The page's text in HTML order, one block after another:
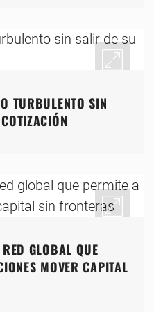
TURBULENTO SIN
GLOBAL QUE
MOVER CAPITAL